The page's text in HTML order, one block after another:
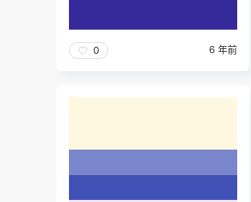
0 6 年前